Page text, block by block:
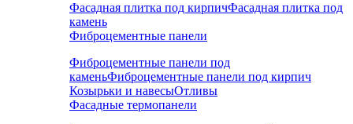
Фасадная плитка под кирпичФасадная плитка под
камень
Фиброцементные панели
Фиброцементные панели под
каменьФиброцементные панели под кирпич
Козырьки и навесыОтливы
Фасадные термопанели